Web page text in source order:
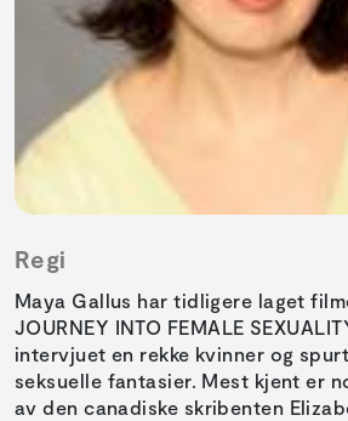
Regi
Maya Gallus har tidligere laget
JOURNEY INTO FEMALE
intervjuet en rekke kvinner og
seksuelle fantasier. Mest kjent er
av den canadiske skribenten